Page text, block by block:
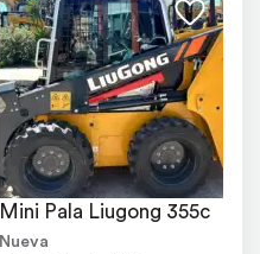
Mini Pala Liugong 355c
Nueva